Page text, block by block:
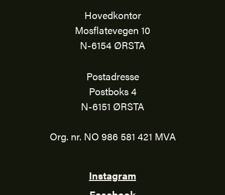
Hovedkontor
Mosflatevegen 10
N-6154 ØRSTA
Postadresse
Postboks 4
N-6151 ØRSTA
Org. nr. NO 986 581 421 MVA
Instagram